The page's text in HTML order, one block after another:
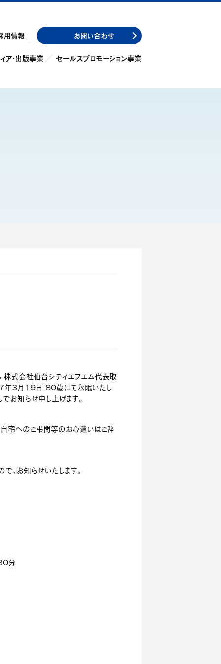
用情報 お問い合わせ
ア・出版事業 セールスプロモーション事業
式会社仙台シティエフエム代表取
３月１９日 ８０歳にて永眠いたし
お知らせ申し上げます。
宅へのご弔問等のお心遣いはご辞
、お知らせいたします。
分